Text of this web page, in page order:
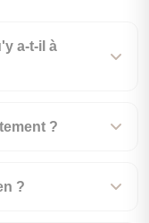
a-t-il à
?
?